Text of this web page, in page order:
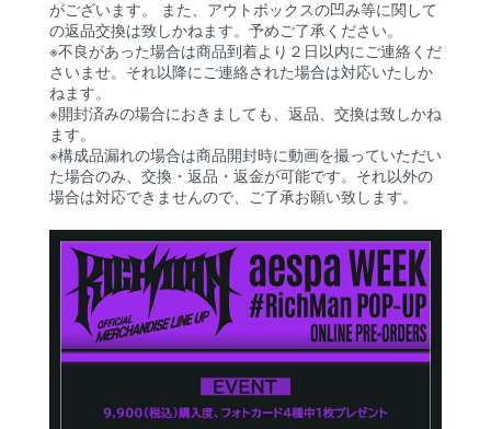
がございます。 また、アウトボックスの凹み等に関して
の返品交換は致しかねます。予めご了承ください。
※不良があった場合は商品到着より２日以内にご連絡くだ
さいませ。それ以降にご連絡された場合は対応いたしか
ねます。
※開封済みの場合におきましても、返品、交換は致しかね
ます。
※構成品漏れの場合は商品開封時に動画を撮っていただい
た場合のみ、交換・返品・返金が可能です。それ以外の
場合は対応できませんので、ご了承お願い致します。